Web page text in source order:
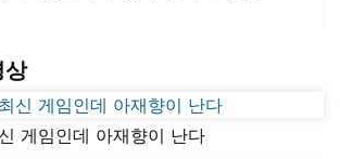
상
게임인데 아재향이 난다